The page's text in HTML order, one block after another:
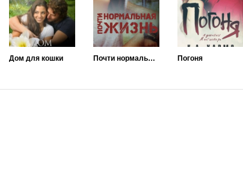
Дом для кошки Почти нормальная жизнь Погоня